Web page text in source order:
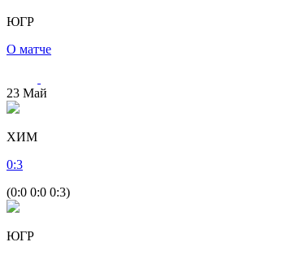
ЮГР
О матче
23 Май
ХИМ
0:3
(0:0 0:0 0:3)
ЮГР